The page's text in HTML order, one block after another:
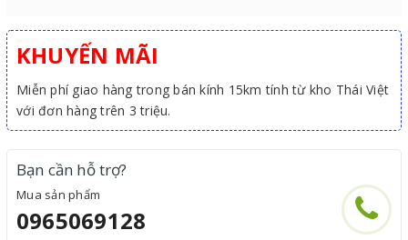
KHUYẾN MÃI
Miễn phí giao hàng trong bán kính 15km tính từ kho Thái Việt
với đơn hàng trên 3 triệu.
Bạn cần hỗ trợ?
Mua sản phẩm
0965069128